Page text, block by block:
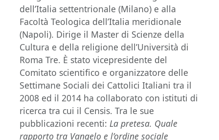
dell’Italia settentrionale (Milano) e alla
Facoltà Teologica dell’Italia meridionale
(Napoli). Dirige il Master di Scienze della
Cultura e della religione dell’Università di
Roma Tre. È stato vicepresidente del
Comitato scientifico e organizzatore delle
Settimane Sociali dei Cattolici Italiani tra il
2008 ed il 2014 ha collaborato con istituti di
ricerca tra cui il Censis. Tra le sue
pubblicazioni recenti: La pretesa. Quale
rapporto tra Vangelo e l’ordine sociale